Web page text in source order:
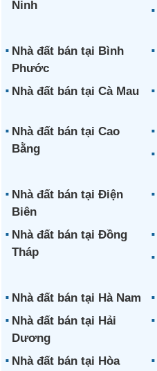
Ninh
Nhà đất bán tại Bình
Phước
Nhà đất bán tại Cà Mau
Nhà đất bán tại Cao
Bằng
Nhà đất bán tại Điện
Biên
Nhà đất bán tại Đồng
Tháp
Nhà đất bán tại Hà Nam
Nhà đất bán tại Hải
Dương
Nhà đất bán tại Hòa